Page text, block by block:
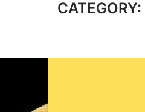
CATEGORY: